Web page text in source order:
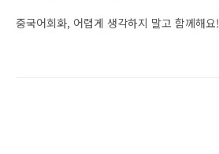
중국어회화, 어렵게 생각하지 말고 함께해요!